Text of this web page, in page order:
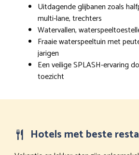
Uitdagende glijbanen zoals
multi-lane, trechters
Watervallen,
Fraaie waterspeeltuin met
jarigen
Een veilige SPLASH-ervaring
toezicht
Hotels met beste